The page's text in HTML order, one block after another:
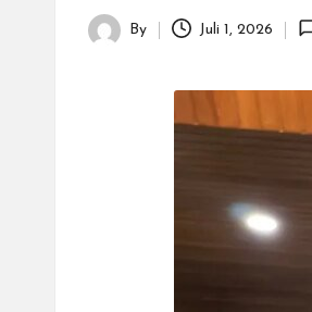
Posted
By Juli 1, 2026